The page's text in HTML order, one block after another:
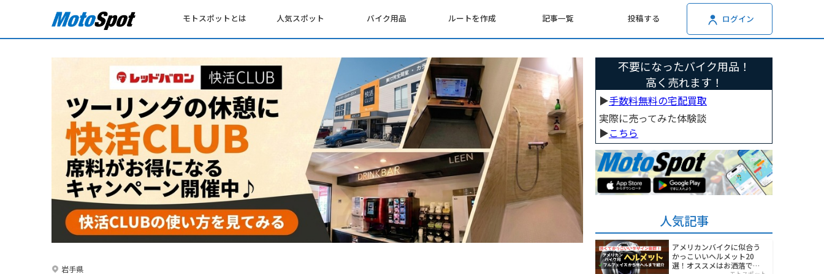
モトスポットとは 人気スポット バイク用品 ルートを作成 記事一覧 投稿する ログイン
岩手県
不要になったバイク用品！
高く売れます！
▶︎手数料無料の宅配買取
実際に売ってみた体験談
▶︎こちら
人気記事
アメリカンバイクに似合う
かっこいいヘルメット20
選！オススメはお洒落でワ